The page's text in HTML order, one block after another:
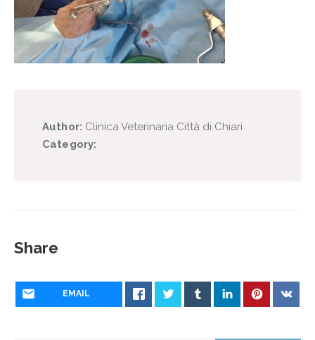
Author: Clinica Veterinaria Città di Chiari
Category:
Share
EMAIL